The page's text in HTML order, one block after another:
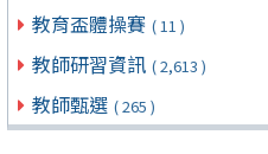
教育盃體操賽 ( 11 )
教師研習資訊 ( 2,613 )
教師甄選 ( 265 )